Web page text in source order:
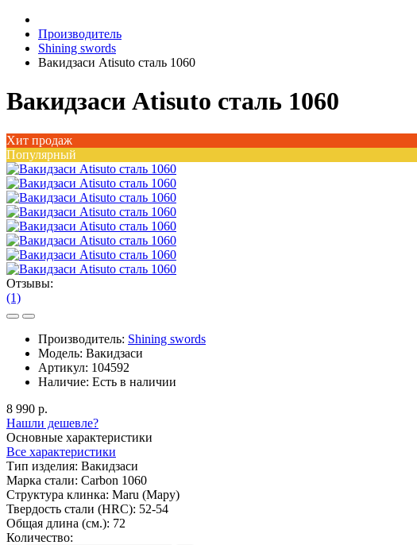
Производитель
Shining swords
Вакидзаси Atisuto сталь 1060
Вакидзаси Atisuto сталь 1060
Хит продаж
Популярный
Отзывы:
(1)
Производитель: Shining swords
Модель: Вакидзаси
Артикул: 104592
Наличие: Есть в наличии
8 990 р.
Нашли дешевле?
Основные характеристики
Все характеристики
Тип изделия: Вакидзаси
Марка стали: Carbon 1060
Структура клинка: Maru (Мару)
Твердость стали (HRC): 52-54
Общая длина (см.): 72
Количество: